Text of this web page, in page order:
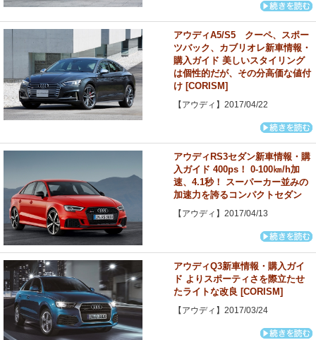
アウディA5/S5 クーペ、スポー
ツバック、カブリオレ新車情報・
購入ガイド 美しいスタイリング
は個性的だが、その分高価な値付
け [CORISM]
【アウディ】2017/04/22
アウディRS3セダン新車情報・購
入ガイド 400ps！ 0-100㎞/h加
速、4.1秒！ スーパーカー並みの
加速力を誇るコンパクトセダン
【アウディ】2017/04/13
アウディQ3新車情報・購入ガイ
ド よりスポーティさを際立たせ
たライトな改良 [CORISM]
【アウディ】2017/03/24